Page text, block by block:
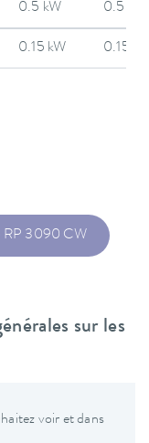
0.5 kW 0.5 kW
0.15 kW 0.15
RP 3090 CW
sur les
voir et dans